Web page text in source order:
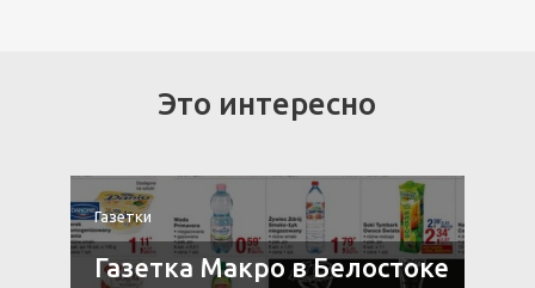
Это интересно
Газетки
Газетка Макро в Белостоке